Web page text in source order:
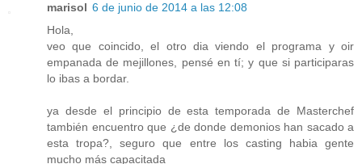
marisol 6 de junio de 2014 a las 12:08
Hola,
veo que coincido, el otro dia viendo el programa y oir
empanada de mejillones, pensé en tí; y que si participaras
lo ibas a bordar.
ya desde el principio de esta temporada de Masterchef
también encuentro que ¿de donde demonios han sacado a
esta tropa?, seguro que entre los casting habia gente
mucho más capacitada